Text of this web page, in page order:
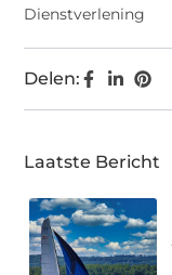
Dienstverlening
Delen:
Laatste Bericht